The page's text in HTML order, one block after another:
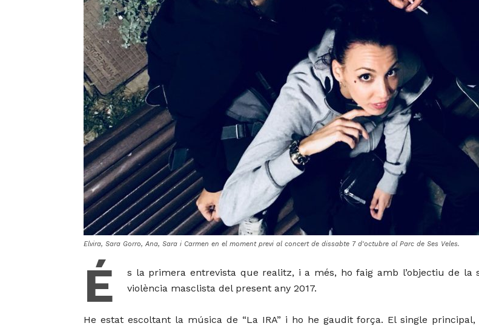
Elvira, Sara Gorro, Ana, Sara i Carmen en el moment previ al concert de dissabte 7 d'octubre al Parc de Ses Veles.
É
s la primera entrevista que realitz, i a més, ho faig amb l’objectiu de
violència masclista del present any 2017.
He estat escoltant la música de “La IRA” i ho he gaudit força. El single principal,